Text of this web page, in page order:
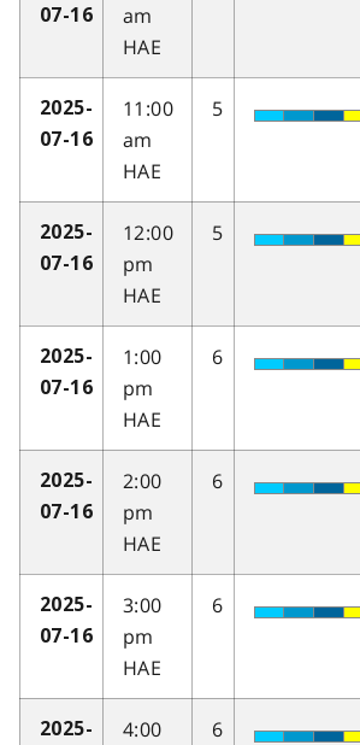
07-16
am
HAE
2025-
07-16
11:00
am
HAE
5
2025-
07-16
12:00
pm
HAE
5
2025-
07-16
1:00
pm
HAE
6
2025-
07-16
2:00
pm
HAE
6
2025-
07-16
3:00
pm
HAE
6
2025-
4:00
6